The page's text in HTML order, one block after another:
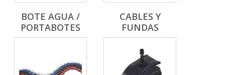
BOTE AGUA /
PORTABOTES
CABLES Y
FUNDAS